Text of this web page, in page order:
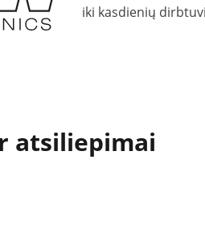
iki kasdienių
atsiliepimai